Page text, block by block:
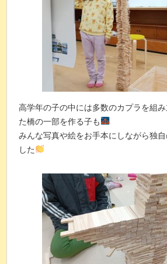
高学年の子の中には多数のカプラを組
た橋の一部を作る子も
みんな写真や絵をお手本にしながら独
した